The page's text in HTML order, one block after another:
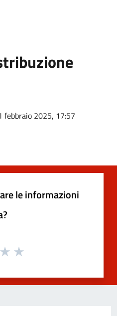
febbraio 2025, 17:57
le informazioni